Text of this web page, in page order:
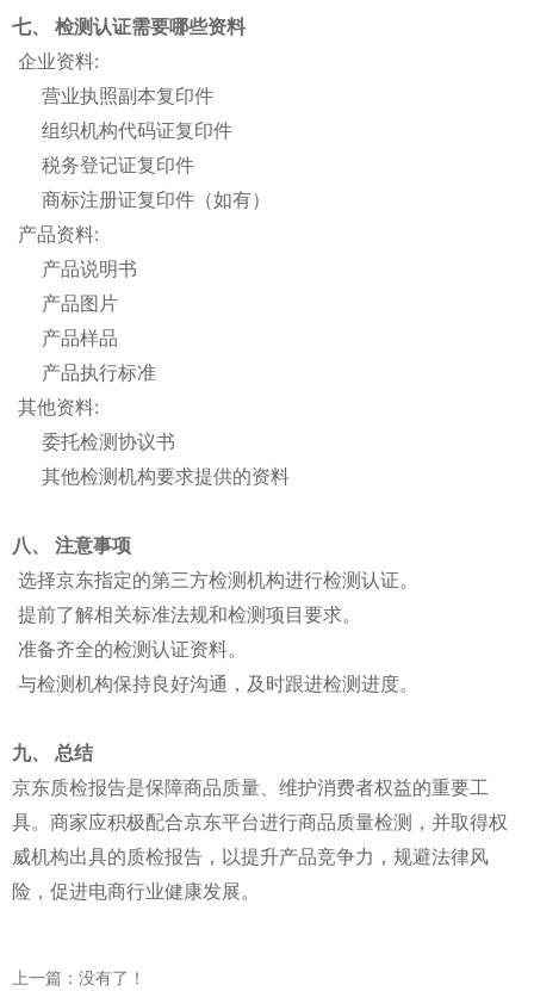
七、 检测认证需要哪些资料
企业资料:
营业执照副本复印件
组织机构代码证复印件
税务登记证复印件
商标注册证复印件（如有）
产品资料:
产品说明书
产品图片
产品样品
产品执行标准
其他资料:
委托检测协议书
其他检测机构要求提供的资料
八、 注意事项
选择京东指定的第三方检测机构进行检测认证。
提前了解相关标准法规和检测项目要求。
准备齐全的检测认证资料。
与检测机构保持良好沟通，及时跟进检测进度。
九、 总结
京东质检报告是保障商品质量、维护消费者权益的重要工
具。商家应积极配合京东平台进行商品质量检测，并取得权
威机构出具的质检报告，以提升产品竞争力，规避法律风
险，促进电商行业健康发展。
上一篇：没有了！